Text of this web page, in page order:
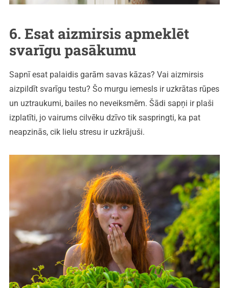
6. Esat aizmirsis apmeklēt
svarīgu pasākumu
Sapnī esat palaidis garām savas kāzas? Vai aizmirsis
aizpildīt svarīgu testu? Šo murgu iemesls ir uzkrātas rūpes
un uztraukumi, bailes no neveiksmēm. Šādi sapņi ir plaši
izplatīti, jo vairums cilvēku dzīvo tik saspringti, ka pat
neapzinās, cik lielu stresu ir uzkrājuši.